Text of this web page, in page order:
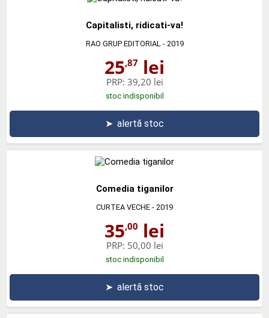
Capitalisti, ridicati-va!
RAO GRUP EDITORIAL - 2019
25,87 lei
PRP: 39,20 lei
stoc indisponibil
➤ alertă stoc
Comedia tiganilor
CURTEA VECHE - 2019
35,00 lei
PRP: 50,00 lei
stoc indisponibil
➤ alertă stoc